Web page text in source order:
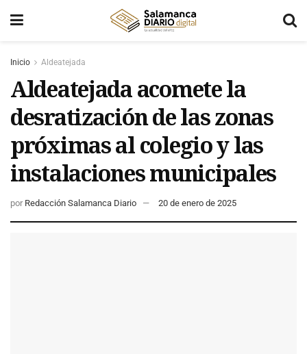
Inicio Aldeatejada
Aldeatejada acomete la
desratización de las zonas
próximas al colegio y las
instalaciones municipales
por Redacción Salamanca Diario 20 de enero de 2025